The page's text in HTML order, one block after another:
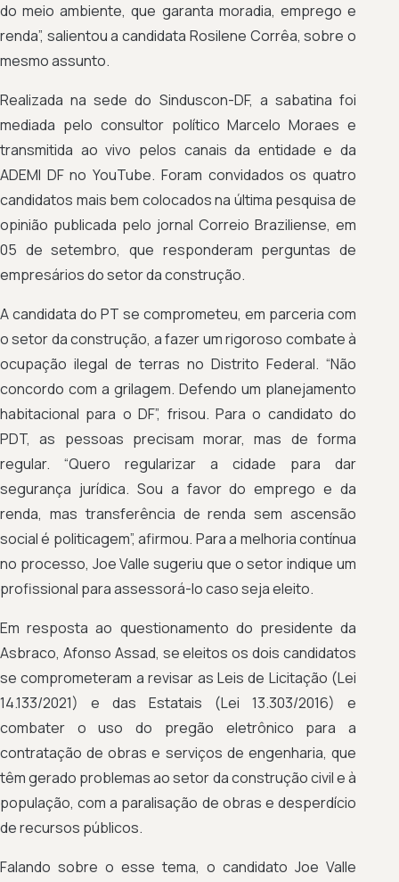
do meio ambiente, que garanta moradia, emprego e
renda”, salientou a candidata Rosilene Corrêa, sobre o
mesmo assunto.
Realizada na sede do Sinduscon-DF, a sabatina foi
mediada pelo consultor político Marcelo Moraes e
transmitida ao vivo pelos canais da entidade e da
ADEMI DF no YouTube. Foram convidados os quatro
candidatos mais bem colocados na última pesquisa de
opinião publicada pelo jornal Correio Braziliense, em
05 de setembro, que responderam perguntas de
empresários do setor da construção.
A candidata do PT se comprometeu, em parceria com
o setor da construção, a fazer um rigoroso combate à
ocupação ilegal de terras no Distrito Federal. “Não
concordo com a grilagem. Defendo um planejamento
habitacional para o DF”, frisou. Para o candidato do
PDT, as pessoas precisam morar, mas de forma
regular. “Quero regularizar a cidade para dar
segurança jurídica. Sou a favor do emprego e da
renda, mas transferência de renda sem ascensão
social é politicagem”, afirmou. Para a melhoria contínua
no processo, Joe Valle sugeriu que o setor indique um
profissional para assessorá-lo caso seja eleito.
Em resposta ao questionamento do presidente da
Asbraco, Afonso Assad, se eleitos os dois candidatos
se comprometeram a revisar as Leis de Licitação (Lei
14.133/2021) e das Estatais (Lei 13.303/2016) e
combater o uso do pregão eletrônico para a
contratação de obras e serviços de engenharia, que
têm gerado problemas ao setor da construção civil e à
população, com a paralisação de obras e desperdício
de recursos públicos.
Falando sobre o esse tema, o candidato Joe Valle